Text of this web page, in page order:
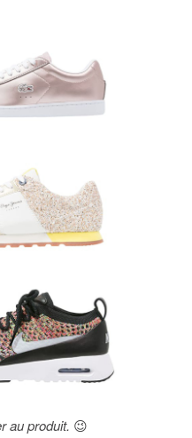
au produit. 😉